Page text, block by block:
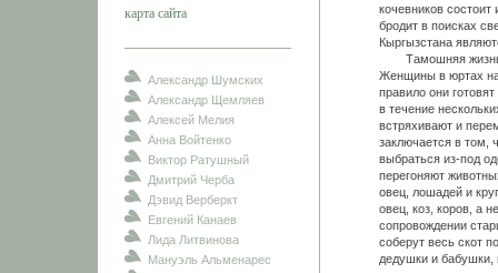
карта сайта
Александр Шумских
Александр Щемляев
Алексей Мелия
Анна Войтенко
Виктор Ратушный
Дмитрий Черба
Дэвид Верберкт
Евгений Канаев
Лида Литвинова
Мануэль Альменарес
кочевников
бродит в поисках
Кыргызстана
Тамошняя жизнь
Женщины в юртах
правило они
в течение
встряхивают и
заключается в том,
выбраться из-под
перегоняют
овец, лошадей и
овец, коз, коров, а
сопровождении
соберут весь скот
дедушки и бабушки,